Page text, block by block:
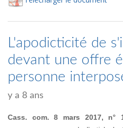
L'apodicticité de
devant une offre
personne
y a 8 ans
Cass. com. 8 mars 2017, n°